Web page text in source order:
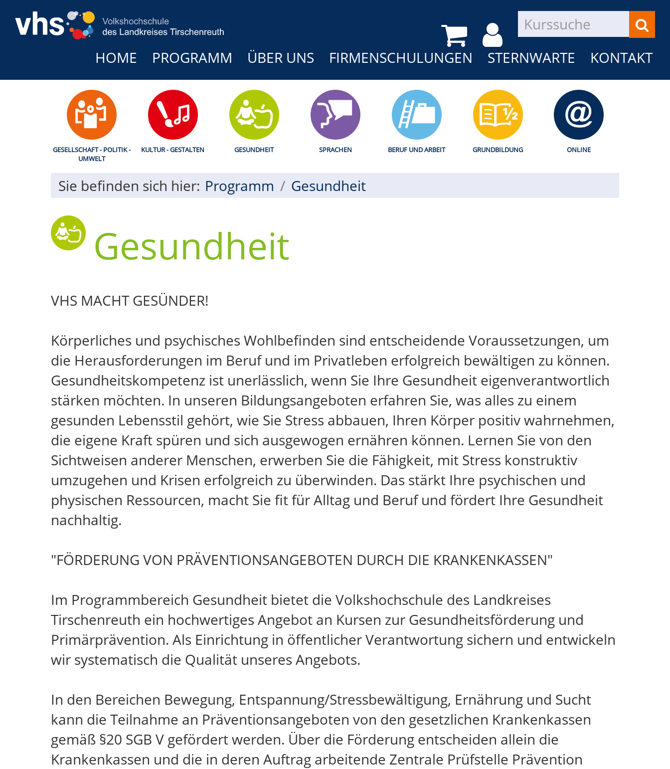
HOME PROGRAMM ÜBER UNS FIRMENSCHULUNGEN STERNWARTE KONTAKT
GESELLSCHAFT - POLITIK -
UMWELT
KULTUR - GESTALTEN GESUNDHEIT SPRACHEN BERUF UND ARBEIT GRUNDBILDUNG ONLINE
Sie befinden sich hier: Programm Gesundheit
Gesundheit
VHS MACHT GESÜNDER!
Körperliches und psychisches Wohlbefinden sind entscheidende Voraussetzungen, um
die Herausforderungen im Beruf und im Privatleben erfolgreich bewältigen zu können.
Gesundheitskompetenz ist unerlässlich, wenn Sie Ihre Gesundheit eigenverantwortlich
stärken möchten. In unseren Bildungsangeboten erfahren Sie, was alles zu einem
gesunden Lebensstil gehört, wie Sie Stress abbauen, Ihren Körper positiv wahrnehmen,
die eigene Kraft spüren und sich ausgewogen ernähren können. Lernen Sie von den
Sichtweisen anderer Menschen, erwerben Sie die Fähigkeit, mit Stress konstruktiv
umzugehen und Krisen erfolgreich zu überwinden. Das stärkt Ihre psychischen und
physischen Ressourcen, macht Sie fit für Alltag und Beruf und fördert Ihre Gesundheit
nachhaltig.
"FÖRDERUNG VON PRÄVENTIONSANGEBOTEN DURCH DIE KRANKENKASSEN"
Im Programmbereich Gesundheit bietet die Volkshochschule des Landkreises
Tirschenreuth ein hochwertiges Angebot an Kursen zur Gesundheitsförderung und
Primärprävention. Als Einrichtung in öffentlicher Verantwortung sichern und entwickeln
wir systematisch die Qualität unseres Angebots.
In den Bereichen Bewegung, Entspannung/Stressbewältigung, Ernährung und Sucht
kann die Teilnahme an Präventionsangeboten von den gesetzlichen Krankenkassen
gemäß §20 SGB V gefördert werden. Über die Förderung entscheiden allein die
Krankenkassen und die in deren Auftrag arbeitende Zentrale Prüfstelle Prävention